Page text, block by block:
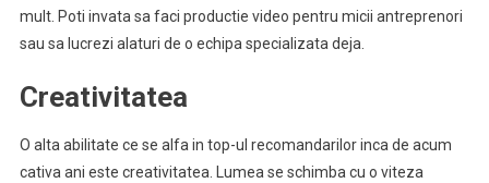
mult. Poti invata sa faci productie video pentru micii antreprenori
sau sa lucrezi alaturi de o echipa specializata deja.
Creativitatea
O alta abilitate ce se alfa in top-ul recomandarilor inca de acum
cativa ani este creativitatea. Lumea se schimba cu o viteza